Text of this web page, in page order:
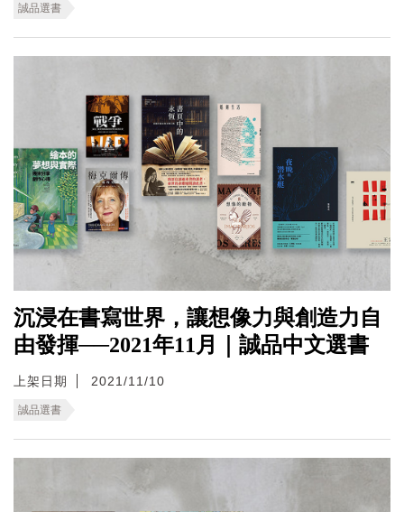
誠品選書
沉浸在書寫世界，讓想像力與創造力自
由發揮──2021年11月｜誠品中文選書
上架日期 2021/11/10
誠品選書